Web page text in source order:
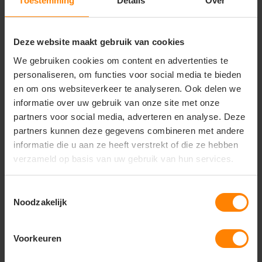
Deze website maakt gebruik van cookies
We gebruiken cookies om content en advertenties te
personaliseren, om functies voor social media te bieden
en om ons websiteverkeer te analyseren. Ook delen we
informatie over uw gebruik van onze site met onze
partners voor social media, adverteren en analyse. Deze
partners kunnen deze gegevens combineren met andere
informatie die u aan ze heeft verstrekt of die ze hebben
verzameld op basis van uw gebruik van hun services.
Noodzakelijk
Voorkeuren
Uitstekend geschikt voor bedrukken en borduren
Materiaal: 100% katoen
Stofgewicht: ca. 150 g/m² (licht en ademend)
Light Cotton kwaliteit
Comfortabele kindpasvorm
Zacht en soepel draaggevoel
Duurzaam en vormvast
Geschikt voor dagelijks gebruik
op met onze
call +31(0)418 511 972